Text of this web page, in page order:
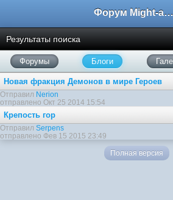
Форум Might-and-Magic.ru
Результаты поиска
Форумы Блоги
Новая фракция Демонов в мире Героев
Отправил Nerion
отправлено Окт 25 2014 15:54
Крепость гор
Отправил Serpens
отправлено Фев 15 2015 23:49
Полная версия